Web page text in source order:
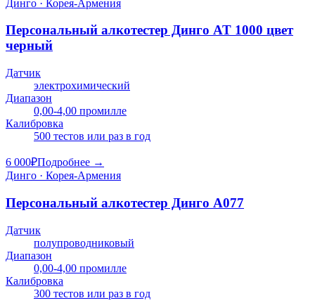
Динго · Корея-Армения
Персональный алкотестер Динго AT 1000 цвет
черный
Датчик
электрохимический
Диапазон
0,00-4,00 промилле
Калибровка
500 тестов или раз в год
6 000₽Подробнее →
Динго · Корея-Армения
Персональный алкотестер Динго А077
Датчик
полупроводниковый
Диапазон
0,00-4,00 промилле
Калибровка
300 тестов или раз в год